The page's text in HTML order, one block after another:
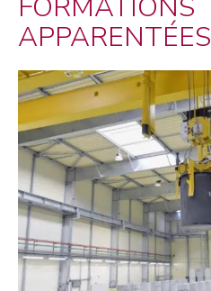
APPARENTÉES